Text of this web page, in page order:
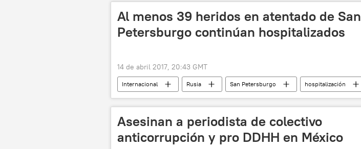
Al menos 39 heridos en atentado de San
Petersburgo continúan hospitalizados
14 de abril 2017, 20:43 GMT
Internacional Rusia San Petersburgo
hospitalización
Fuerte explosión en el metro de San Petersburgo
noticias
Asesinan a periodista de colectivo
anticorrupción y pro DDHH en México